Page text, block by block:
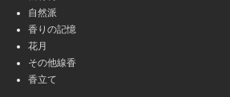
自然派
香りの記憶
花月
その他線香
香立て